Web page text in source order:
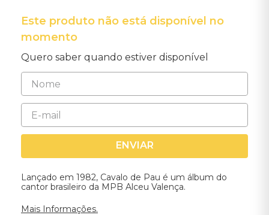
Este produto não está disponível no
momento
Quero saber quando estiver disponível
ENVIAR
Lançado em 1982, Cavalo de Pau é um álbum do
cantor brasileiro da MPB Alceu Valença.
Mais Informações.